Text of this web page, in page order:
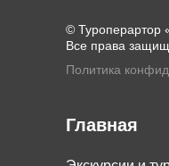
© Туроперартор
Все права
Главная
Политика